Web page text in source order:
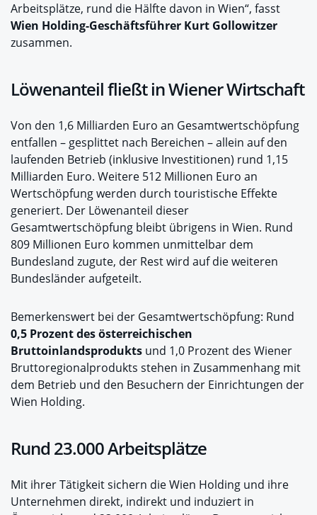
Arbeitsplätze, rund die Hälfte davon in Wien“, fasst
Wien Holding-Geschäftsführer Kurt Gollowitzer
zusammen.
Löwenanteil fließt in Wiener Wirtschaft
Von den 1,6 Milliarden Euro an Gesamtwertschöpfung
entfallen – gesplittet nach Bereichen – allein auf den
laufenden Betrieb (inklusive Investitionen) rund 1,15
Milliarden Euro. Weitere 512 Millionen Euro an
Wertschöpfung werden durch touristische Effekte
generiert. Der Löwenanteil dieser
Gesamtwertschöpfung bleibt übrigens in Wien. Rund
809 Millionen Euro kommen unmittelbar dem
Bundesland zugute, der Rest wird auf die weiteren
Bundesländer aufgeteilt.
Bemerkenswert bei der Gesamtwertschöpfung: Rund
0,5 Prozent des österreichischen
Bruttoinlandsprodukts und 1,0 Prozent des Wiener
Bruttoregionalprodukts stehen in Zusammenhang mit
dem Betrieb und den Besuchern der Einrichtungen der
Wien Holding.
Rund 23.000 Arbeitsplätze
Mit ihrer Tätigkeit sichern die Wien Holding und ihre
Unternehmen direkt, indirekt und induziert in